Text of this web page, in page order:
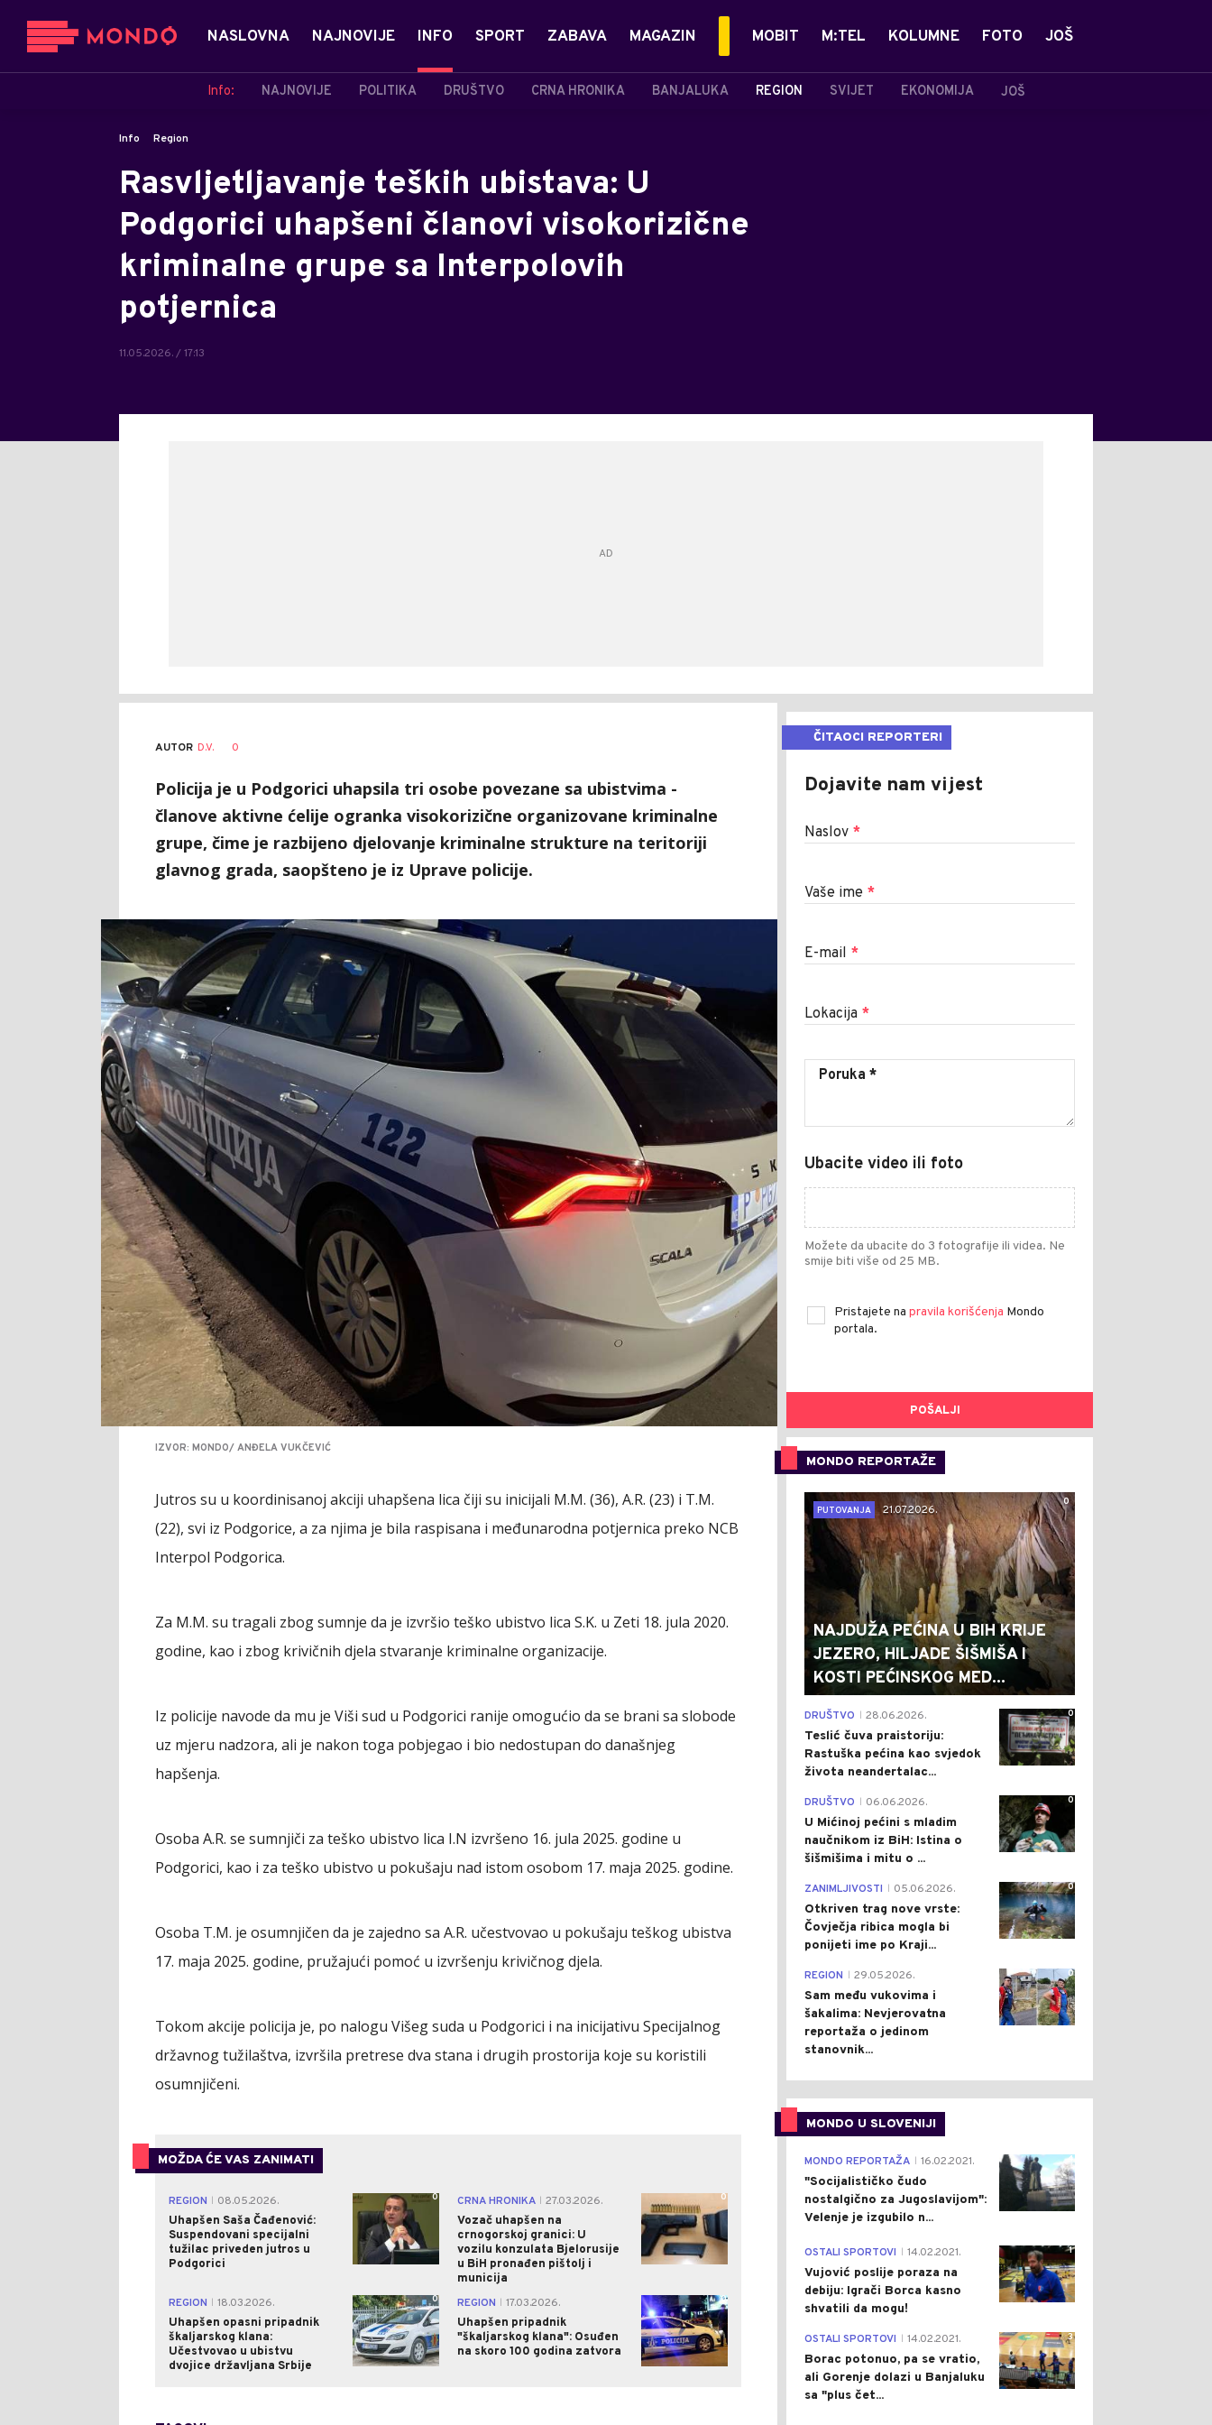
NASLOVNA NAJNOVIJE INFO
Info: NAJNOVIJE POLITIKA DRUŠTVO CRNA HRONIKA BANJALUKA REGION SVIJET EKONOMIJA JOŠ
SPORT ZABAVA MAGAZIN MOBIT M:TEL KOLUMNE FOTO JOŠ
Info Region
Rasvljetljavanje teških ubistava: U
Podgorici uhapšeni članovi visokorizične
kriminalne grupe sa Interpolovih
potjernica
11.05.2026. / 17:13
AUTOR D.V. 0
Policija je u Podgorici uhapsila tri osobe povezane sa ubistvima -
članove aktivne ćelije ogranka visokorizične organizovane kriminalne
grupe, čime je razbijeno djelovanje kriminalne strukture na teritoriji
glavnog grada, saopšteno je iz Uprave policije.
IZVOR: MONDO/ ANĐELA VUKČEVIĆ
Jutros su u koordinisanoj akciji uhapšena lica čiji su inicijali M.M. (36), A.R. (23) i T.M.
(22), svi iz Podgorice, a za njima je bila raspisana i međunarodna potjernica preko NCB
Interpol Podgorica.
Za M.M. su tragali zbog sumnje da je izvršio teško ubistvo lica S.K. u Zeti 18. jula 2020.
godine, kao i zbog krivičnih djela stvaranje kriminalne organizacije.
Iz policije navode da mu je Viši sud u Podgorici ranije omogućio da se brani sa slobode
uz mjeru nadzora, ali je nakon toga pobjegao i bio nedostupan do današnjeg
hapšenja.
Osoba A.R. se sumnjiči za teško ubistvo lica I.N izvršeno 16. jula 2025. godine u
Podgorici, kao i za teško ubistvo u pokušaju nad istom osobom 17. maja 2025. godine.
Osoba T.M. je osumnjičen da je zajedno sa A.R. učestvovao u pokušaju teškog ubistva
17. maja 2025. godine, pružajući pomoć u izvršenju krivičnog djela.
Tokom akcije policija je, po nalogu Višeg suda u Podgorici i na inicijativu Specijalnog
državnog tužilaštva, izvršila pretrese dva stana i drugih prostorija koje su koristili
osumnjičeni.
MOŽDA ĆE VAS ZANIMATI
REGION
08.05.2026.
Uhapšen Saša Čađenović:
Suspendovani specijalni
tužilac priveden jutros u
Podgorici
0 CRNA HRONIKA
27.03.2026.
Vozač uhapšen na
crnogorskoj granici: U
vozilu konzulata Bjelorusije
u BiH pronađen pištolj i
municija
0
REGION
18.03.2026.
Uhapšen opasni pripadnik
škaljarskog klana:
Učestvovao u ubistvu
dvojice državljana Srbije
0 REGION
17.03.2026.
Uhapšen pripadnik
"škaljarskog klana": Osuđen
na skoro 100 godina zatvora
0
ČITAOCI REPORTERI
Dojavite nam vijest
Naslov *
Vaše ime *
E-mail *
Lokacija *
Ubacite video ili foto
Možete da ubacite do 3 fotografije ili videa. Ne
smije biti više od 25 MB.
Pristajete na pravila korišćenja Mondo
portala.
POŠALJI
MONDO REPORTAŽE
0
PUTOVANJA
21.07.2026.
NAJDUŽA PEĆINA U BIH KRIJE
JEZERO, HILJADE ŠIŠMIŠA I
KOSTI PEĆINSKOG MED...
0
DRUŠTVO 28.06.2026.
Teslić čuva praistoriju:
Rastuška pećina kao svjedok
života neandertalac...
0
DRUŠTVO 06.06.2026.
U Mićinoj pećini s mladim
naučnikom iz BiH: Istina o
šišmišima i mitu o ...
0
ZANIMLJIVOSTI 05.06.2026.
Otkriven trag nove vrste:
Čovječja ribica mogla bi
ponijeti ime po Kraji...
0
REGION 29.05.2026.
Sam među vukovima i
šakalima: Nevjerovatna
reportaža o jedinom
stanovnik...
MONDO U SLOVENIJI
4
MONDO REPORTAŽA 16.02.2021.
"Socijalističko čudo
nostalgično za Jugoslavijom":
Velenje je izgubilo n...
1
OSTALI SPORTOVI 14.02.2021.
Vujović poslije poraza na
debiju: Igrači Borca kasno
shvatili da mogu!
3
OSTALI SPORTOVI 14.02.2021.
Borac potonuo, pa se vratio,
ali Gorenje dolazi u Banjaluku
sa "plus čet...